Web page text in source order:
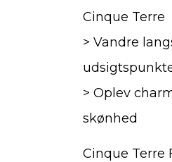
Cinque Terre
> Vandre
> Oplev
skønhed
Cinque Terre